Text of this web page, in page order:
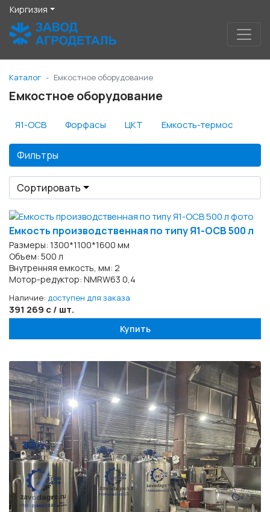
Киргизия
Каталог Емкостное оборудование
Емкостное оборудование
Я1-ОСВ Форфасы ЦКТ Емкость-термос
Фильтры
Сортировать
Емкость производственная по типу Я1-ОСВ 500 л
Размеры: 1300*1100*1600 мм
Объем: 500 л
Внутренняя емкость, мм: 2
Мотор-редуктор: NMRW63 0,4
Наличие: доступен для заказа
391 269 с / шт.
Купить